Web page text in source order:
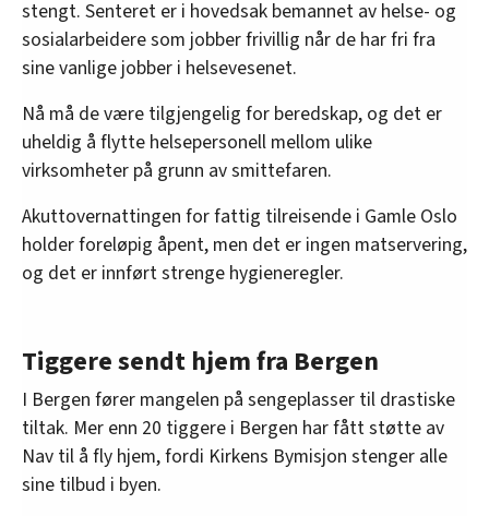
stengt. Senteret er i hovedsak bemannet av helse- og
sosialarbeidere som jobber frivillig når de har fri fra
sine vanlige jobber i helsevesenet.
Nå må de være tilgjengelig for beredskap, og det er
uheldig å flytte helsepersonell mellom ulike
virksomheter på grunn av smittefaren.
Akuttovernattingen for fattig tilreisende i Gamle Oslo
holder foreløpig åpent, men det er ingen matservering,
og det er innført strenge hygieneregler.
Tiggere sendt hjem fra Bergen
I Bergen fører mangelen på sengeplasser til drastiske
tiltak. Mer enn 20 tiggere i Bergen har fått støtte av
Nav til å fly hjem, fordi Kirkens Bymisjon stenger alle
sine tilbud i byen.